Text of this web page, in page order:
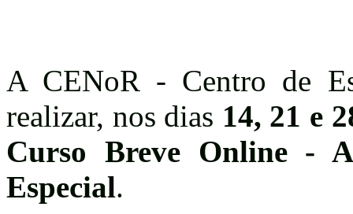
A CENoR - Centro de
realizar, nos dias 14, 21 e
Curso Breve Online -
Especial.